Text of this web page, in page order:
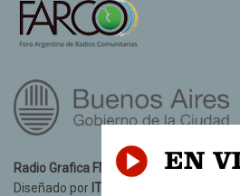
Radio Grafica FM 89.3© 2021. Todos
Diseñado por IT10 Informatica y